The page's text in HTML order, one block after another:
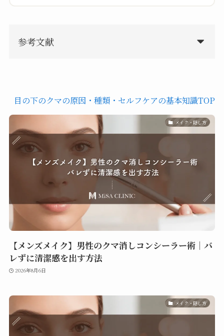
参考文献
目の下のクマの原因・種類・セルフケアの基本知識TOP
メイク・隠し方
【メンズメイク】男性のクマ消しコンシーラー術｜バ
レずに清潔感を出す方法
2026年8月6日
メイク・隠し方